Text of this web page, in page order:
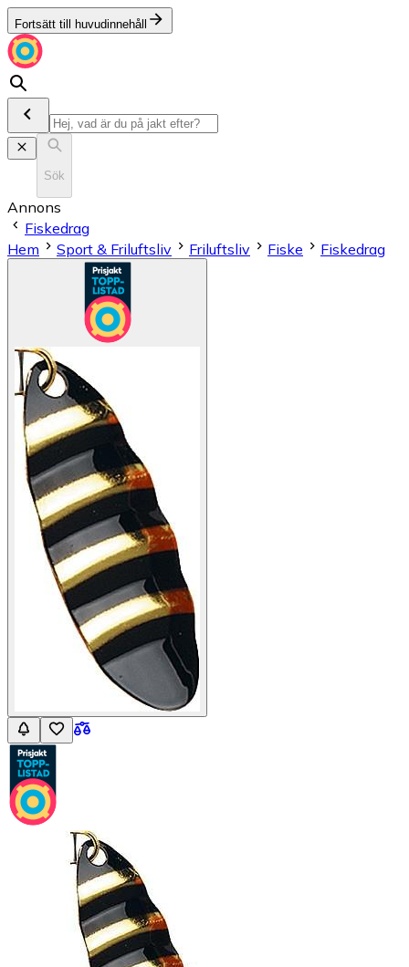
Fortsätt till huvudinnehåll
Sök
Annons
Fiskedrag
Hem
Sport & Friluftsliv Friluftsliv Fiske Fiskedrag